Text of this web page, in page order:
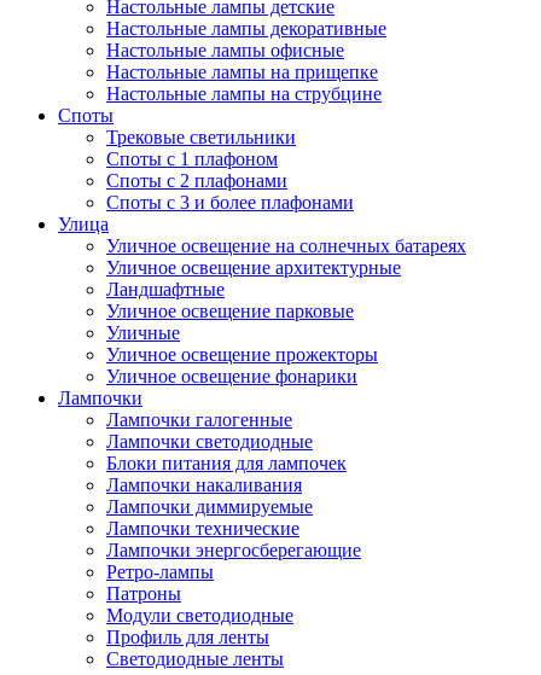
Настольные лампы детские
Настольные лампы декоративные
Настольные лампы офисные
Настольные лампы на прищепке
Настольные лампы на струбцине
Споты
Трековые светильники
Споты с 1 плафоном
Споты с 2 плафонами
Споты с 3 и более плафонами
Улица
Уличное освещение на солнечных батареях
Уличное освещение архитектурные
Ландшафтные
Уличное освещение парковые
Уличные
Уличное освещение прожекторы
Уличное освещение фонарики
Лампочки
Лампочки галогенные
Лампочки светодиодные
Блоки питания для лампочек
Лампочки накаливания
Лампочки диммируемые
Лампочки технические
Лампочки энергосберегающие
Ретро-лампы
Патроны
Модули светодиодные
Профиль для ленты
Светодиодные ленты